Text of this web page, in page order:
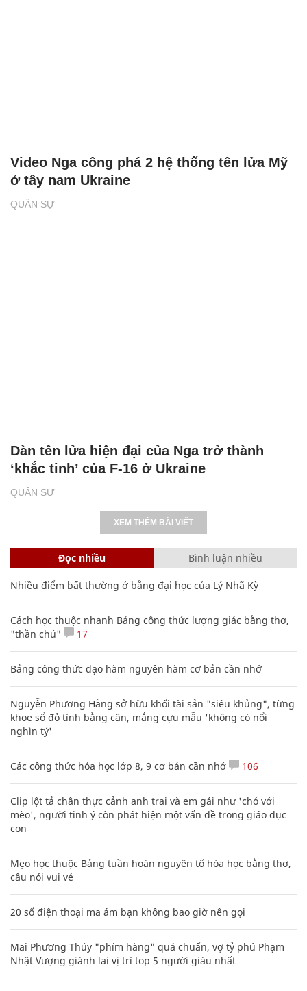
QUÂN SỰ
Video Nga công phá 2 hệ thống tên lửa Mỹ
ở tây nam Ukraine
QUÂN SỰ
Dàn tên lửa hiện đại của Nga trở thành
‘khắc tinh’ của F-16 ở Ukraine
XEM THÊM BÀI VIẾT
Đọc nhiều Bình luận nhiều
Nhiều điểm bất thường ở bằng đại học của Lý Nhã Kỳ
Cách học thuộc nhanh Bảng công thức lượng giác bằng thơ,
"thần chú"
17
Bảng công thức đạo hàm nguyên hàm cơ bản cần nhớ
Nguyễn Phương Hằng sở hữu khối tài sản "siêu khủng", từng
khoe sổ đỏ tính bằng cân, mắng cựu mẫu 'không có nổi
nghìn tỷ'
Các công thức hóa học lớp 8, 9 cơ bản cần nhớ 106
Clip lột tả chân thực cảnh anh trai và em gái như 'chó với
mèo', người tinh ý còn phát hiện một vấn đề trong giáo dục
con
Mẹo học thuộc Bảng tuần hoàn nguyên tố hóa học bằng thơ,
câu nói vui vẻ
20 số điện thoại ma ám bạn không bao giờ nên gọi
Mai Phương Thúy "phím hàng" quá chuẩn, vợ tỷ phú Phạm
Nhật Vượng giành lại vị trí top 5 người giàu nhất